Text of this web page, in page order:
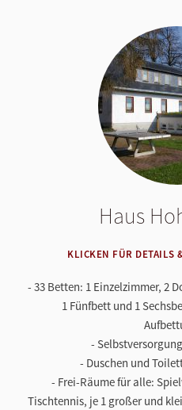
Haus
KLICKEN FÜR DETAILS
- 33 Betten: 1 Einzelzimmer, 2
1 Fünfbett und 1
-
- Duschen und
- Frei-Räume für alle:
Tischtennis, je 1 großer und